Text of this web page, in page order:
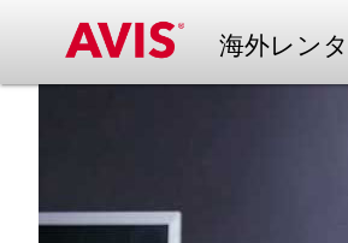
海外レン